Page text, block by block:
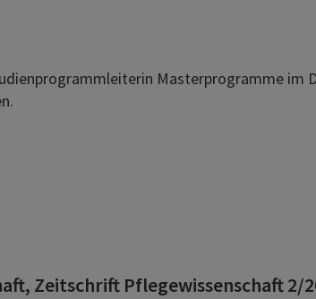
Masterprogramme
Zeitschrift Pflegewissenschaft 2/